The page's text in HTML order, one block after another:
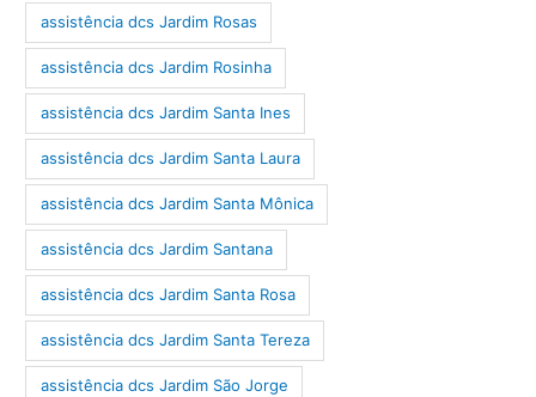
assistência dcs Jardim Rosas
assistência dcs Jardim Rosinha
assistência dcs Jardim Santa Ines
assistência dcs Jardim Santa Laura
assistência dcs Jardim Santa Mônica
assistência dcs Jardim Santana
assistência dcs Jardim Santa Rosa
assistência dcs Jardim Santa Tereza
assistência dcs Jardim São Jorge